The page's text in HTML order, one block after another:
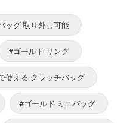
ッグ 取り外し可能
#ゴールド リング
使える クラッチバッグ
#ゴールド ミニバッグ